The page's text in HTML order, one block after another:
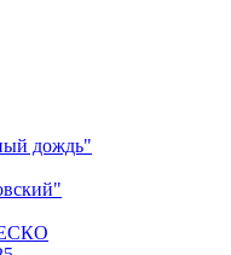
дождь"